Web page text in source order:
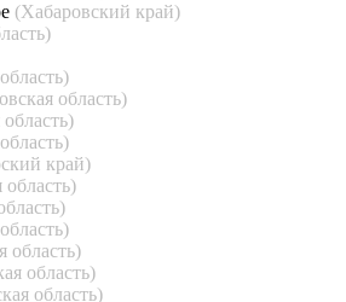
(Хабаровский край)
область)
край)
область)
область)
область)
область)